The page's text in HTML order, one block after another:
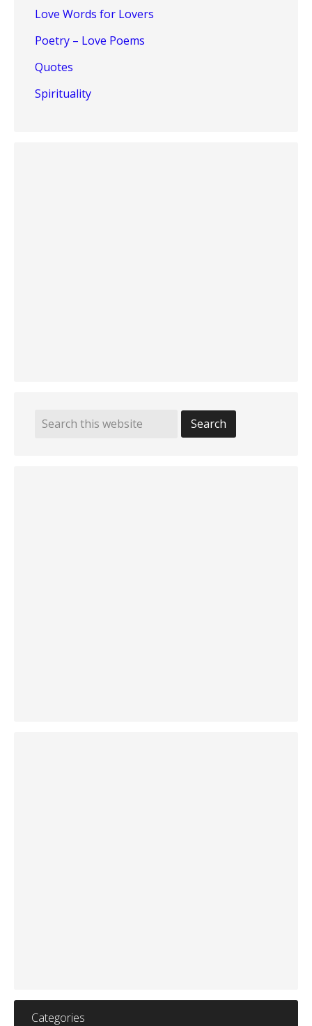
Love Words for Lovers
Poetry – Love Poems
Quotes
Spirituality
Categories